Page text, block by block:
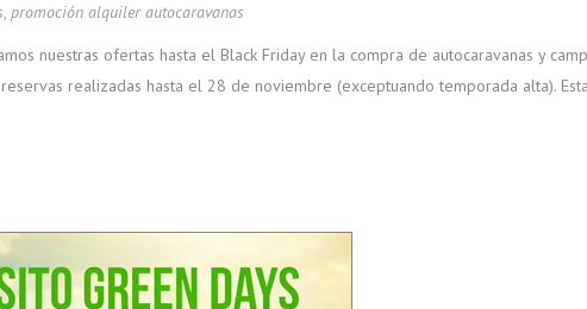
, promoción alquiler autocaravanas
nuestras ofertas hasta el Black Friday en la compra de autocaravanas y
realizadas hasta el 28 de noviembre (exceptuando temporada alta).